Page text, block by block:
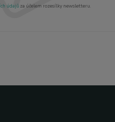
údajůza účelem rozesílky newsletteru.